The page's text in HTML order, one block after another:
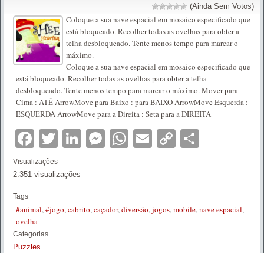
(Ainda Sem Votos)
Coloque a sua nave espacial em mosaico especificado que
está bloqueado. Recolher todas as ovelhas para obter a
telha desbloqueado. Tente menos tempo para marcar o
máximo.
Coloque a sua nave espacial em mosaico especificado que
está bloqueado. Recolher todas as ovelhas para obter a telha
desbloqueado. Tente menos tempo para marcar o máximo. Mover para
Cima : ATÉ ArrowMove para Baixo : para BAIXO ArrowMove Esquerda :
ESQUERDA ArrowMove para a Direita : Seta para a DIREITA
Facebook
TwitterLinkedIn
Messenger
WhatsApp
EmailCopy
Visualizações
2.351 visualizações
Tags
#animal,#jogo,cabrito,caçador,diversão,jogos,mobile,nave espacial,
ovelha
Categorias
Puzzles